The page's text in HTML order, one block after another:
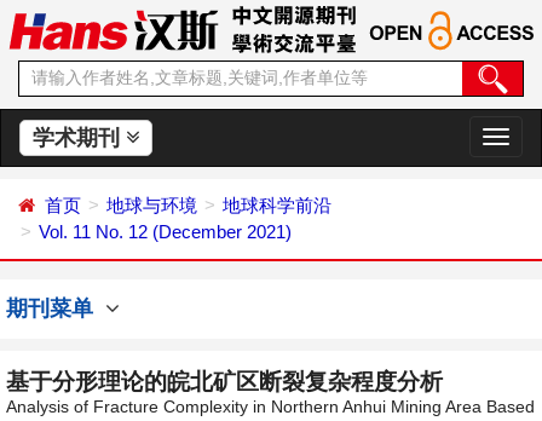
学术期刊
切
换
首页 地球与环境
地球科学前沿
Vol. 11 No. 12 (December 2021)
期刊菜单
基于分形理论的皖北矿区断裂复杂程度分析
Analysis of Fracture Complexity in Northern Anhui Mining Area Based